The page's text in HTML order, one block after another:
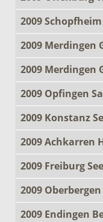
2009
2009 Merdingen
2009 Merdingen
2009 Opfingen
2009 Konstanz
2009 Achkarren
2009 Freiburg
2009
2009 Endingen